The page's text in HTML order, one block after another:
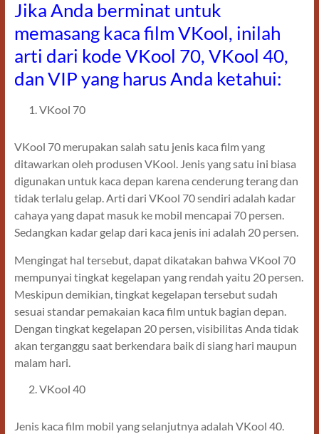
Jika Anda berminat untuk
memasang kaca film VKool, inilah
arti dari kode VKool 70, VKool 40,
dan VIP yang harus Anda ketahui:
VKool 70
VKool 70 merupakan salah satu jenis kaca film yang
ditawarkan oleh produsen VKool. Jenis yang satu ini biasa
digunakan untuk kaca depan karena cenderung terang dan
tidak terlalu gelap. Arti dari VKool 70 sendiri adalah kadar
cahaya yang dapat masuk ke mobil mencapai 70 persen.
Sedangkan kadar gelap dari kaca jenis ini adalah 20 persen.
Mengingat hal tersebut, dapat dikatakan bahwa VKool 70
mempunyai tingkat kegelapan yang rendah yaitu 20 persen.
Meskipun demikian, tingkat kegelapan tersebut sudah
sesuai standar pemakaian kaca film untuk bagian depan.
Dengan tingkat kegelapan 20 persen, visibilitas Anda tidak
akan terganggu saat berkendara baik di siang hari maupun
malam hari.
VKool 40
Jenis kaca film mobil yang selanjutnya adalah VKool 40.